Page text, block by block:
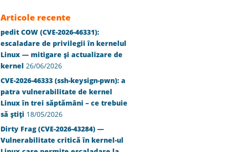
Articole recente
pedit COW (CVE-2026-46331):
escaladare de privilegii în kernelul
Linux — mitigare și actualizare de
kernel 26/06/2026
CVE-2026-46333 (ssh-keysign-pwn): a
patra vulnerabilitate de kernel
Linux în trei săptămâni – ce trebuie
să știți 18/05/2026
Dirty Frag (CVE-2026-43284) —
Vulnerabilitate critică în kernel-ul